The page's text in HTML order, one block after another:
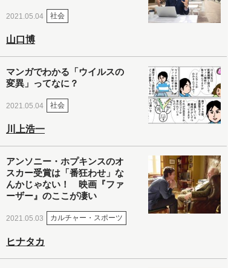
2021.05.04 社会
山口博
マンガでわかる「ウイルスの
変異」ってなに？
2021.05.04 社会
川上浩一
アンソニー・ホプキンスのオ
スカー受賞は「番狂わせ」な
んかじゃない！ 映画『ファ
ーザー』のここが凄い
2021.05.03 カルチャー・スポーツ
ヒナタカ